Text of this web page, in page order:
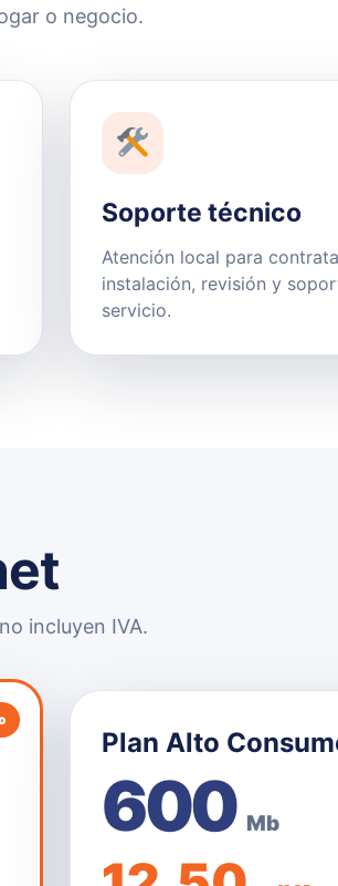
o negocio.
Soporte técnico
Atención local para
instalación, revisión y
servicio.
incluyen IVA.
Plan Alto
600 Mb